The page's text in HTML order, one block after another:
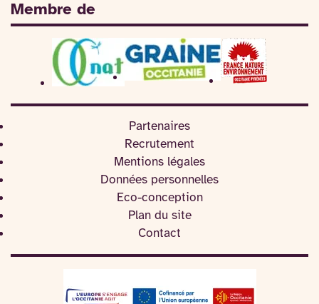
Membre de
Partenaires
Recrutement
Mentions légales
Données personnelles
Eco-conception
Plan du site
Contact